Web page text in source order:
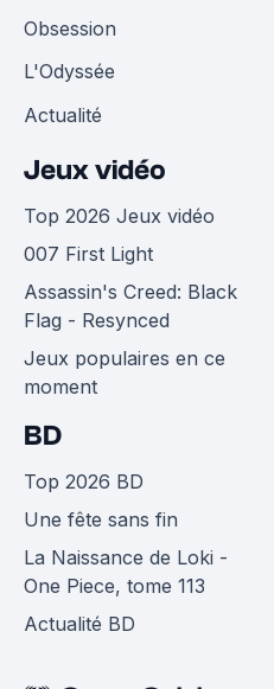
Obsession
L'Odyssée
Actualité
Jeux vidéo
Top 2026 Jeux vidéo
007 First Light
Assassin's Creed: Black
Flag - Resynced
Jeux populaires en ce
moment
BD
Top 2026 BD
Une fête sans fin
La Naissance de Loki -
One Piece, tome 113
Actualité BD